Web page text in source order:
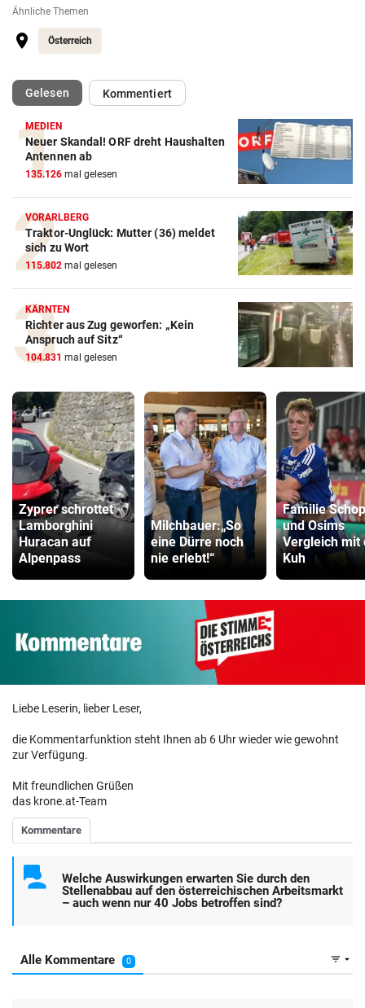
Ähnliche Themen
Österreich
Gelesen(ausgewählt)Kommentiert
MEDIEN
Neuer Skandal! ORF dreht Haushalten
Antennen ab
135.126 mal gelesen
VORARLBERG
Traktor-Unglück: Mutter (36) meldet
sich zu Wort
115.802 mal gelesen
KÄRNTEN
Richter aus Zug geworfen: „Kein
Anspruch auf Sitz“
104.831 mal gelesen
Zyprer schrottet
Lamborghini
Huracan auf
Alpenpass
Milchbauer:„So
eine Dürre noch
nie erlebt!“
Familie
und Osims
Vergleich mit
Kuh
Liebe Leserin, lieber Leser,
die Kommentarfunktion steht Ihnen ab 6 Uhr wieder wie gewohnt
zur Verfügung.
Mit freundlichen Grüßen
das krone.at-Team